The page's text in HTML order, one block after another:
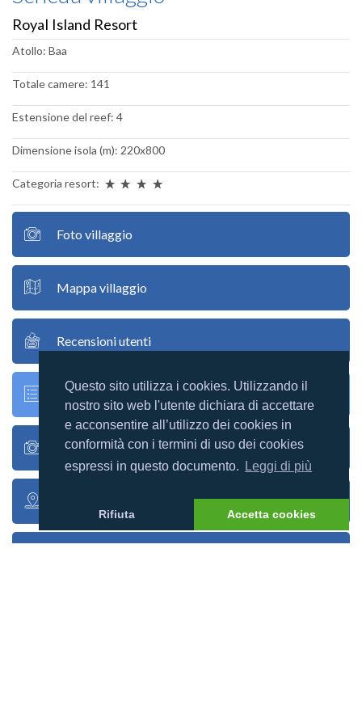
Questo sito utilizza i cookies. Utilizzando il
nostro sito web l'utente dichiara di accettare
e acconsentire all’utilizzo dei cookies in
conformità con i termini di uso dei cookies
espressi in questo documento.
Leggi di più
Rifiuta Accetta cookies
Royal Island Resort
Atollo: Baa
Totale camere: 141
Estensione del reef: 4
Dimensione isola (m): 220x800
Categoria resort:
Foto villaggio
Mappa villaggio
Recensioni utenti
Racconti utenti
Foto utenti